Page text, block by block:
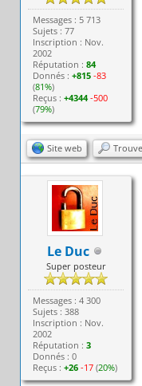
Messages : 5 713
Sujets : 77
Inscription : Nov.
2002
Réputation :84
Donnés :+815 -83
(81%)
Reçus :+4344 -500
(79%)
Site web
Le Duc
Super posteur
Messages : 4 300
Sujets : 388
Inscription : Nov.
2002
Réputation :3
Donnés : 0
Reçus :+26 -17 (20%)